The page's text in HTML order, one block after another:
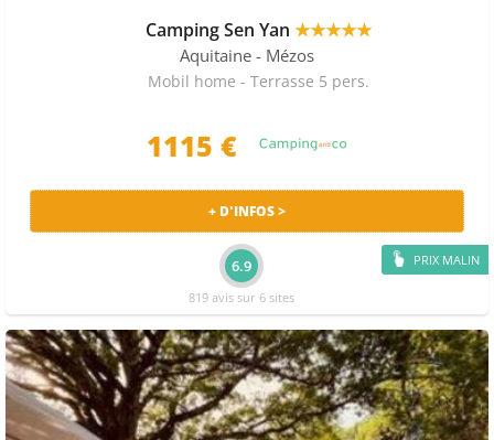
Camping Sen Yan ★★★★★
Aquitaine - Mézos
Mobil home - Terrasse 5 pers.
1115 €
PRIX MALIN
+ D'INFOS >
6.9
819 avis sur 6 sites